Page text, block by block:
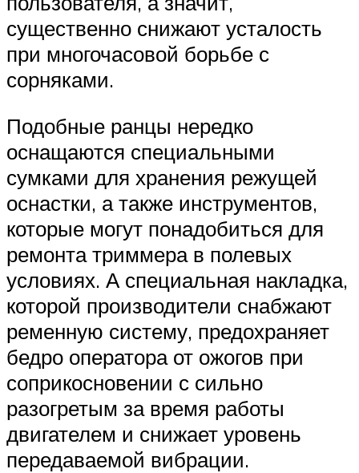
существенно снижают усталость
при многочасовой борьбе с
сорняками.
Подобные ранцы нередко
оснащаются специальными
сумками для хранения режущей
оснастки, а также инструментов,
которые могут понадобиться для
ремонта триммера в полевых
условиях. А специальная накладка,
которой производители снабжают
ременную систему, предохраняет
бедро оператора от ожогов при
соприкосновении с сильно
разогретым за время работы
двигателем и снижает уровень
передаваемой вибрации.